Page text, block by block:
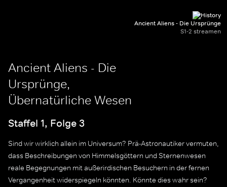
Ancient Aliens - Die Ursprünge
S1-2 streamen
Ancient Aliens - Die
Ursprünge,
Übernatürliche Wesen
Staffel 1, Folge 3
Sind wir wirklich allein im Universum? Prä-Astronautiker vermuten,
dass Beschreibungen von Himmelsgöttern und Sternenwesen
reale Begegnungen mit außerirdischen Besuchern in der fernen
Vergangenheit widerspiegeln könnten. Könnte dies wahr sein?